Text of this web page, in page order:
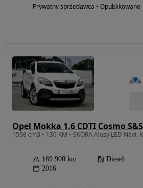
Prywatny sprzedawca • Opublikowano
Opel Mokka 1.6 CDTI Cosmo S&S
169 900 km Diesel
2016